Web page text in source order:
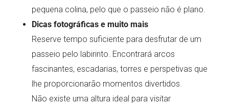
pequena colina, pelo que o passeio não é plano.
Dicas fotográficas e muito mais
Reserve tempo suficiente para desfrutar de um
passeio pelo labirinto. Encontrará arcos
fascinantes, escadarias, torres e perspetivas que
lhe proporcionarão momentos divertidos.
Não existe uma altura ideal para visitar